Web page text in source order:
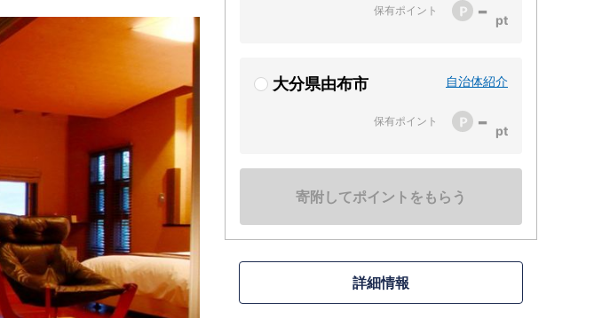
保有ポイント -
大分県由布市 自治体紹介
保有ポイント -
寄附してポイントをもらう
詳細情報